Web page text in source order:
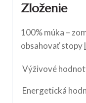
Zloženie
100% múka –
obsahovať stopy
Výživové
Energetická